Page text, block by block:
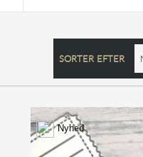
SORTER EFTER
Nyhed